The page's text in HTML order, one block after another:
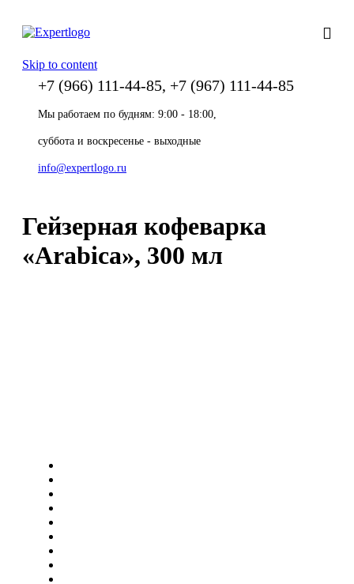
Skip to content
+7 (966) 111-44-85, +7 (967) 111-44-85
Мы работаем по будням: 9:00 - 18:00,
суббота и воскресенье - выходные
info@expertlogo.ru
Гейзерная кофеварка
«Arabica», 300 мл